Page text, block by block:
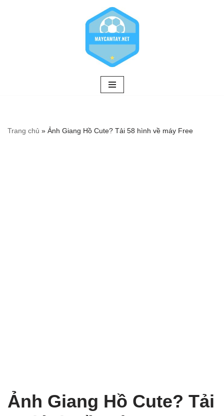
Trang chủ » Ảnh Giang Hồ Cute? Tải 58 hình về máy Free
Ảnh Giang Hồ Cute? Tải